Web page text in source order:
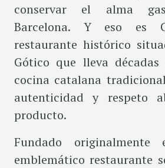
conservar el alma
Barcelona. Y eso es
restaurante histórico
Gótico que lleva
cocina catalana
autenticidad y respeto
producto.
Fundado originalmente
emblemático restaurante